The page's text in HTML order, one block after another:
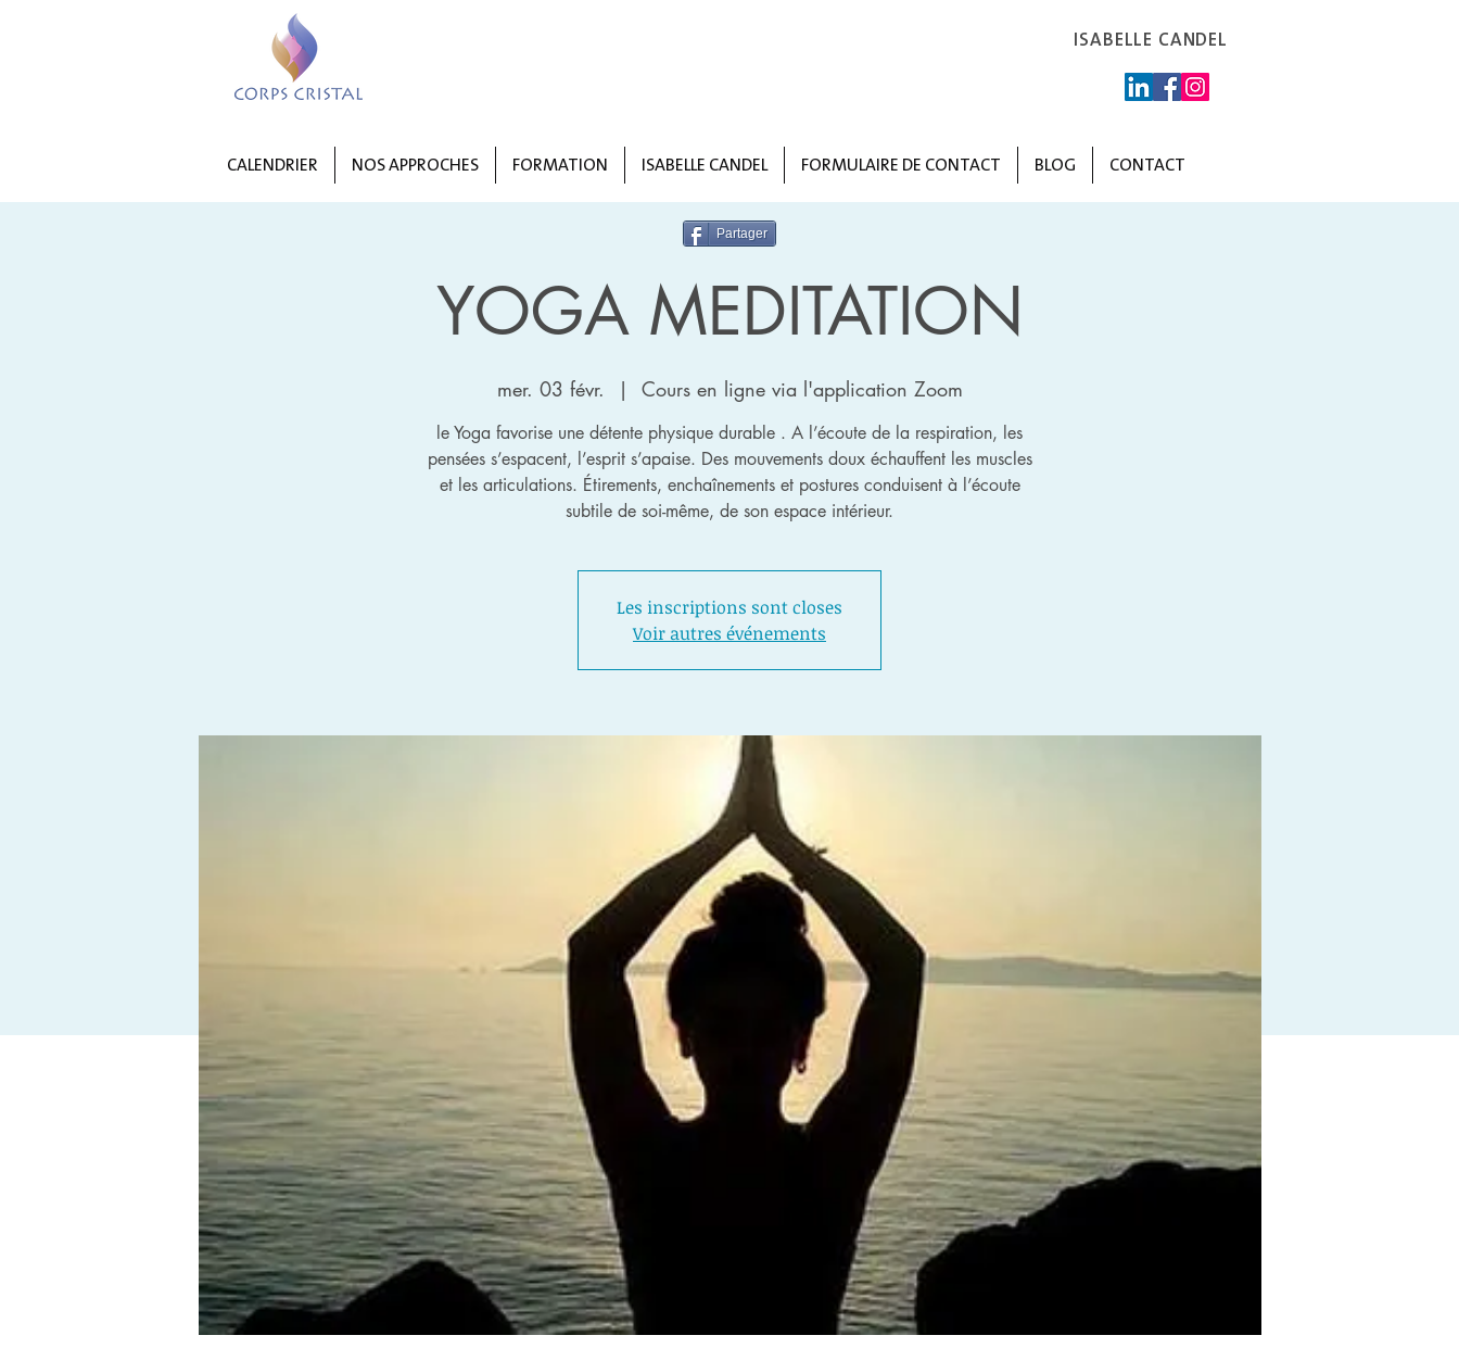
ISABELLE CANDEL
CALENDRIER NOS APPROCHES FORMATION ISABELLE CANDEL FORMULAIRE DE CONTACT BLOG CONTACT
YOGA MEDITATION
mer. 03 févr.
  |
Cours en ligne via l'application Zoom
le Yoga favorise une détente physique durable . A l’écoute de la respiration, les
pensées s’espacent, l’esprit s’apaise. Des mouvements doux échauffent les muscles
et les articulations. Étirements, enchaînements et postures conduisent à l’écoute
subtile de soi-même, de son espace intérieur.
Les inscriptions sont closes
Voir autres événements
Partager